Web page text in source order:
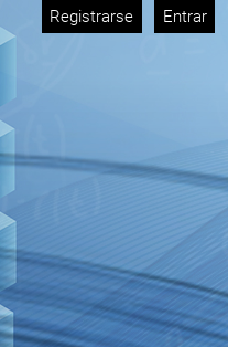
Registrarse Entrar